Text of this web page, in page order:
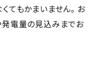
てもかまいません。お
発電量の見込みまでお